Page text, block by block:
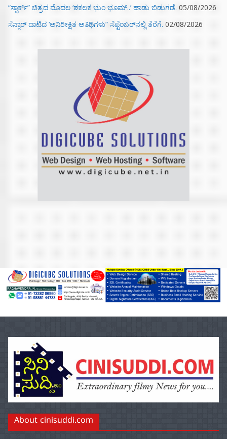
“ಸ್ಪಾರ್ಕ್” ಚಿತ್ರದ ಮೊದಲ‌ ‘ಶಕಲಕ ಭುಂ‌ ಭೂಮ್..’ ಹಾಡು ಬಿಡುಗಡೆ. 05/08/2026
ಸೆನ್ಸಾರ್ ದಾಟಿದ ‘ಅನಿರೀಕ್ಷಿತ ಅತಿಥಿಗಳು” ಸೆಪ್ಟೆಂಬರ್‌ನಲ್ಲಿ ತೆರೆಗೆ. 02/08/2026
About cinisuddi.com